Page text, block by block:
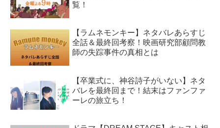
覧！
【ラムネモンキー】ネタバレあらすじ
全話＆最終回考察！映画研究部顧問教
師の失踪事件の真相とは
【卒業式に、神谷詩子がいない】ネタ
バレを最終回まで！結末はファンファ
ーレの旅立ち！